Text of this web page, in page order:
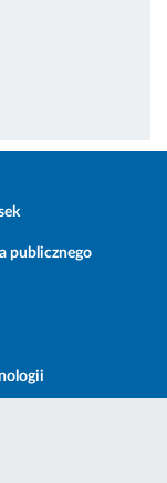
publicznego